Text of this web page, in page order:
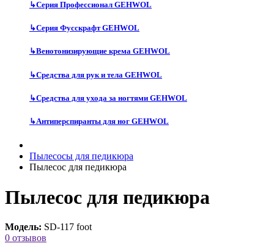
↳Серия Профессионал GEHWOL
↳Серия Фусскрафт GEHWOL
↳Венотонизирующие крема GEHWOL
↳Средства для рук и тела GEHWOL
↳Средства для ухода за ногтями GEHWOL
↳Антиперспиранты для ног GEHWOL
Пылесосы для педикюра
Пылесос для педикюра
Пылесос для педикюра
Модель: SD-117 foot
0 отзывов